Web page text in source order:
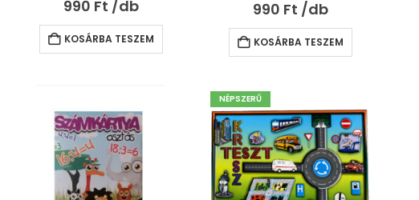
990 Ft
KOSÁRBA TESZEM
990 Ft
KOSÁRBA TESZEM
NÉPSZERŰ